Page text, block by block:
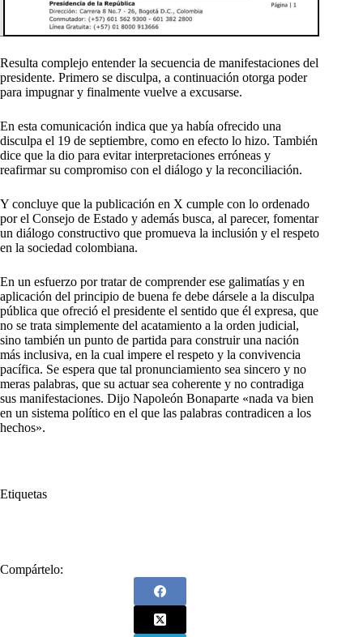
Resulta complejo entender la secuencia de manifestaciones del
presidente. Primero se disculpa, a continuación otorga poder
para impugnar y finalmente vuelve a excusarse.
En esta comunicación indica que ya había ofrecido una
disculpa el 19 de septiembre, como en efecto lo hizo. También
dice que la dio para evitar interpretaciones erróneas y
reafirmar su compromiso con el diálogo y la reconciliación.
Y concluye que la publicación en X cumple con lo ordenado
por el Consejo de Estado y además busca, al parecer, fomentar
un diálogo constructivo que promueva la inclusión y el respeto
en la sociedad colombiana.
En un esfuerzo por tratar de comprender ese galimatías y en
aplicación del principio de buena fe debe dársele a la disculpa
pública que ofreció el presidente el sentido que él expresa, que
no se trata simplemente del acatamiento a la orden judicial,
sino también un punto de partida para construir una nación
más inclusiva, en la cual impere el respeto y la convivencia
pacífica. Se espera que tal pronunciamiento sea sincero y no
meras palabras, que su actuar sea coherente y no contradiga
sus manifestaciones. Dijo Napoleón Bonaparte «nada va bien
en un sistema político en el que las palabras contradicen a los
hechos».
Etiquetas
Compártelo: